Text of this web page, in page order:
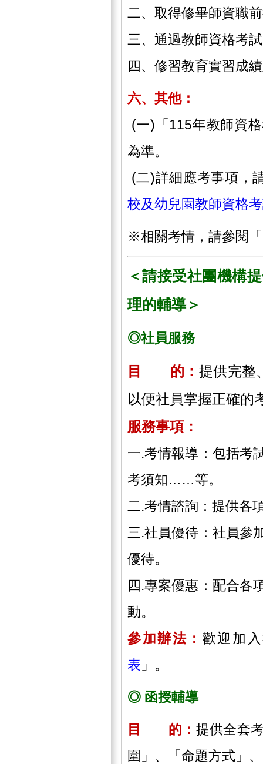
二、取得修畢師資職
三、通過教師資格考
四、修習教育實習成
六、 其他：
(一)「115年教師資
為準。
(二)詳細應考事項，
校及幼兒園教師資格
※相關考情，請參閱「
＜請接受社團機構
理的輔導＞
◎社員服務
目 的： 提供完整
以便社員掌握正確的
服務事項：
一.考情報導：包括考
考須知……等。
二.考情諮詢：提供各
三.社員優待：社員參
優待。
四.專案優惠：配合各
動。
參加辦法： 歡迎加
表 」。
◎ 函授輔導
目 的： 提供全套
圍」、「命題方式」